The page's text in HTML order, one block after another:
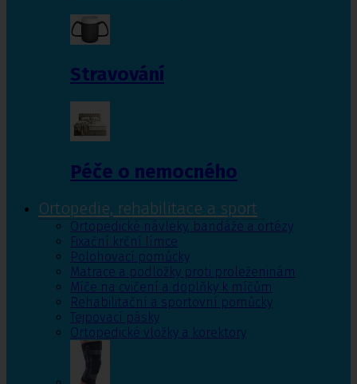
Stravování
Péče o nemocného
Ortopedie, rehabilitace a sport
Ortopedické návleky, bandáže a ortézy
Fixační krční límce
Polohovací pomůcky
Matrace a podložky proti proleženinám
Míče na cvičení a doplňky k míčům
Rehabilitační a sportovní pomůcky
Tejpovací pásky
Ortopedické vložky a korektory